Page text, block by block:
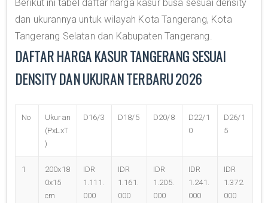
Berikut ini tabel daftar harga kasur busa sesuai density
dan ukurannya untuk wilayah Kota Tangerang, Kota
Tangerang Selatan dan Kabupaten Tangerang.
DAFTAR HARGA KASUR TANGERANG SESUAI
DENSITY DAN UKURAN TERBARU 2026
No
Ukuran
(PxLxT
)
D16/3 D18/5 D20/8
D22/1
0
D26/1
5
1
200x18
0x15
cm
IDR
1.111.
000
IDR
1.161.
000
IDR
1.205.
000
IDR
1.241.
000
IDR
1.372.
000